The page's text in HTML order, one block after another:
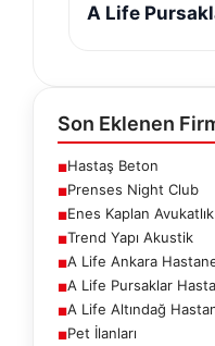
A Life
Son Eklenen
■Hastaş Beton
■Prenses Night Club
■Enes Kaplan
■Trend Yapı Akustik
■A Life Ankara
■A Life Pursaklar
■A Life Altındağ
■Pet İlanları